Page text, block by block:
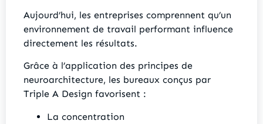
Aujourd’hui, les entreprises comprennent qu’un
environnement de travail performant influence
directement les résultats.
Grâce à l’application des principes de
neuroarchitecture, les bureaux conçus par
Triple A Design favorisent :
La concentration